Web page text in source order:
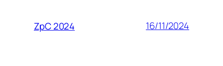
ZpC 2024 16/11/2024